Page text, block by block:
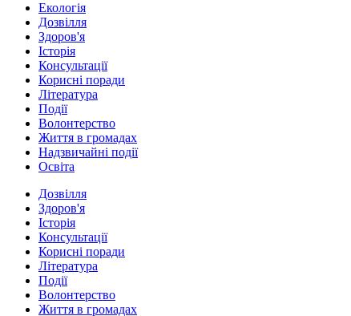
Екологія
Дозвілля
Здоров'я
Історія
Консультації
Корисні поради
Література
Події
Волонтерство
Життя в громадах
Надзвичайні події
Освіта
Дозвілля
Здоров'я
Історія
Консультації
Корисні поради
Література
Події
Волонтерство
Життя в громадах